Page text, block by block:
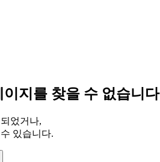
이지를 찾을 수 없습니다
었거나,
있습니다.